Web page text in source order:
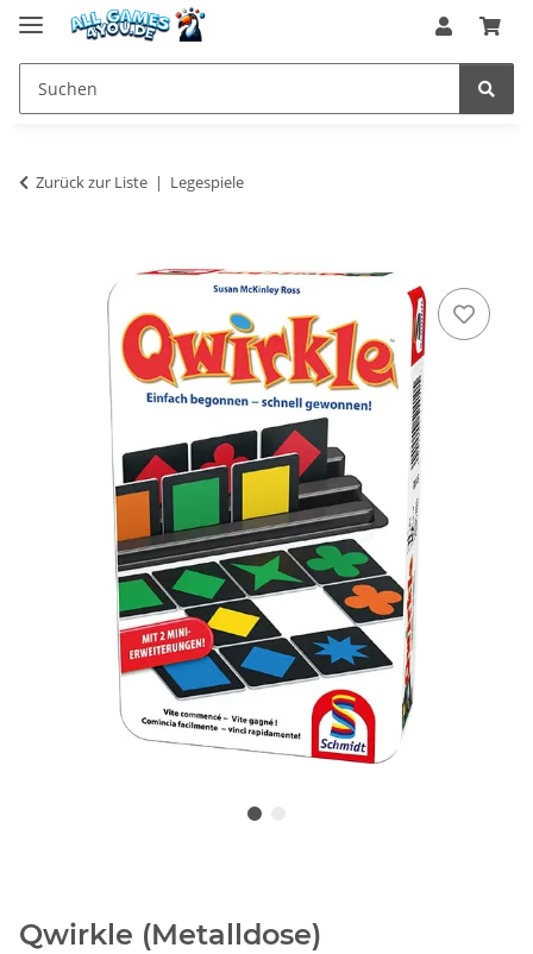
Zurück zur Liste Legespiele
Qwirkle (Metalldose)